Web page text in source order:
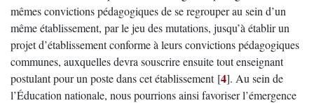
mêmes convictions pédagogiques de se regrouper au sein d’un
même établissement, par le jeu des mutations, jusqu’à établir un
projet d’établissement conforme à leurs convictions pédagogiques
communes, auxquelles devra souscrire ensuite tout enseignant
postulant pour un poste dans cet établissement[4]. Au sein de
l’Éducation nationale, nous pourrions ainsi favoriser l’émergence